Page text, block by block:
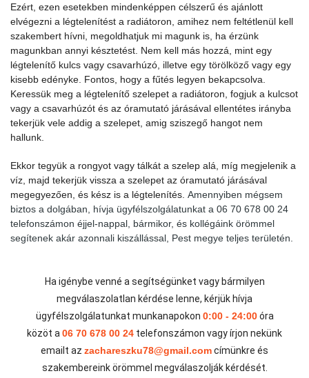
Ezért, ezen esetekben mindenképpen célszerű és ajánlott
elvégezni a légtelenítést a radiátoron, amihez nem feltétlenül kell
szakembert hívni, megoldhatjuk mi magunk is, ha érzünk
magunkban annyi késztetést. Nem kell más hozzá, mint egy
légtelenítő kulcs vagy csavarhúzó, illetve egy törölköző vagy egy
kisebb edényke. Fontos, hogy a fűtés legyen bekapcsolva.
Keressük meg a légtelenítő szelepet a radiátoron, fogjuk a kulcsot
vagy a csavarhúzót és az óramutató járásával ellentétes irányba
tekerjük vele addig a szelepet, amig sziszegő hangot nem
hallunk.
Ekkor tegyük a rongyot vagy tálkát a szelep alá, míg megjelenik a
víz, majd tekerjük vissza a szelepet az óramutató járásával
megegyezően, és kész is a légtelenítés. Amennyiben mégsem
biztos a dolgában, hívja ügyfélszolgálatunkat a 06 70 678 00 24
telefonszámon éjjel-nappal, bármikor, és kollégáink örömmel
segítenek akár azonnali kiszállással, Pest megye teljes területén.
Ha igénybe venné a segítségünket vagy bármilyen
megválaszolatlan kérdése lenne, kérjük hívja
ügyfélszolgálatunkat munkanapokon 0:00 - 24:00óra
közöt a 06 70 678 00 24 telefonszámon vagy írjon nekünk
emailt az zachareszku78@gmail.comcímünkre és
szakembereink örömmel megválaszolják kérdését.